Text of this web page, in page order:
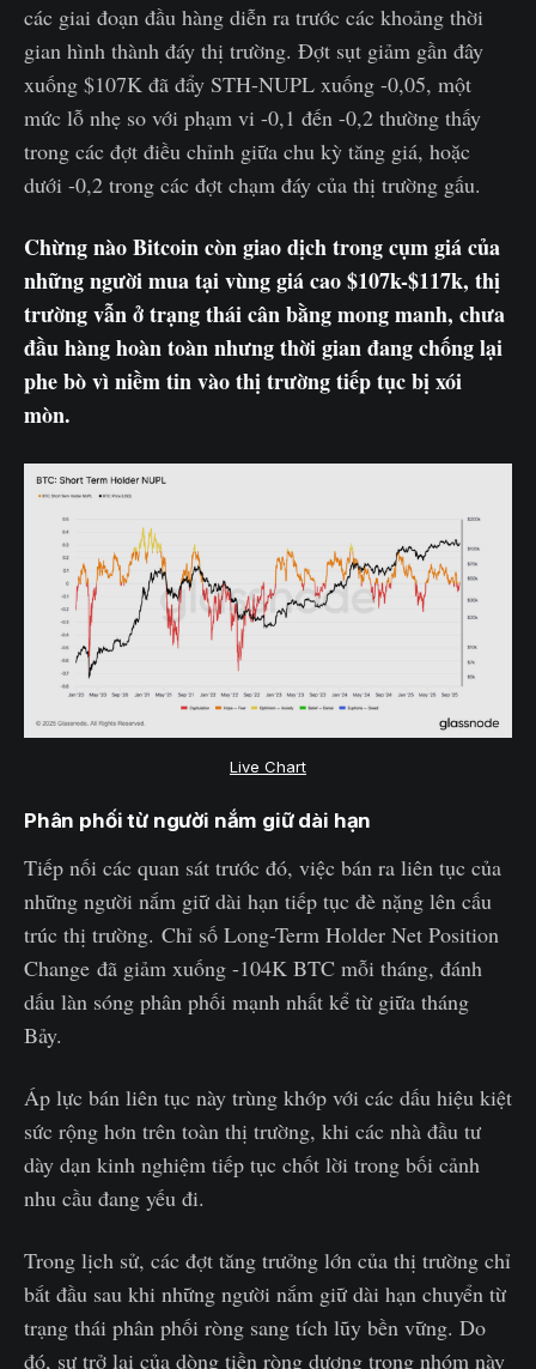
các giai đoạn đầu hàng diễn ra trước các khoảng thời
gian hình thành đáy thị trường. Đợt sụt giảm gần đây
xuống $107K đã đẩy STH-NUPL xuống -0,05, một
mức lỗ nhẹ so với phạm vi -0,1 đến -0,2 thường thấy
trong các đợt điều chỉnh giữa chu kỳ tăng giá, hoặc
dưới -0,2 trong các đợt chạm đáy của thị trường gấu.
Chừng nào Bitcoin còn giao dịch trong cụm giá của
những người mua tại vùng giá cao $107k-$117k, thị
trường vẫn ở trạng thái cân bằng mong manh, chưa
đầu hàng hoàn toàn nhưng thời gian đang chống lại
phe bò vì niềm tin vào thị trường tiếp tục bị xói
mòn.
Live Chart
Phân phối từ người nắm giữ dài hạn
Tiếp nối các quan sát trước đó, việc bán ra liên tục của
những người nắm giữ dài hạn tiếp tục đè nặng lên cấu
trúc thị trường. Chỉ số Long-Term Holder Net Position
Change đã giảm xuống -104K BTC mỗi tháng, đánh
dấu làn sóng phân phối mạnh nhất kể từ giữa tháng
Bảy.
Áp lực bán liên tục này trùng khớp với các dấu hiệu kiệt
sức rộng hơn trên toàn thị trường, khi các nhà đầu tư
dày dạn kinh nghiệm tiếp tục chốt lời trong bối cảnh
nhu cầu đang yếu đi.
Trong lịch sử, các đợt tăng trưởng lớn của thị trường chỉ
bắt đầu sau khi những người nắm giữ dài hạn chuyển từ
trạng thái phân phối ròng sang tích lũy bền vững. Do
đó, sự trở lại của dòng tiền ròng dương trong nhóm này